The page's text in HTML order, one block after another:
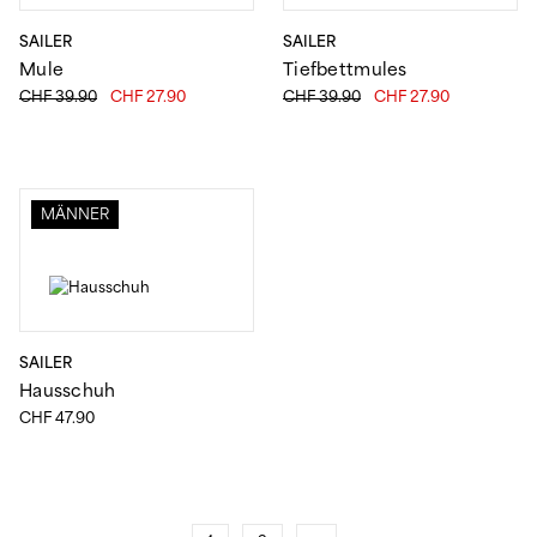
SAILER
Mule
CHF39.90
Ursprünglicher
CHF 27.90Aktueller
SAILER
Tiefbettmules
CHF39.90
Ursprünglicher
CHF 27.90Aktueller
MÄNNER
SAILER
Hausschuh
CHF 47.90